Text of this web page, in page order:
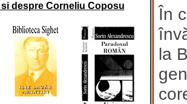
În
la
despre Corneliu Coposu